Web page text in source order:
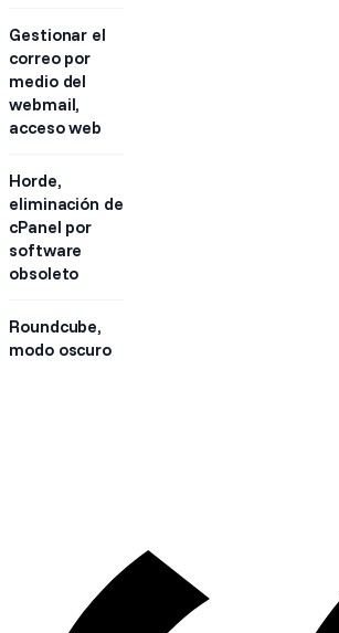
Gestionar el
correo por
medio del
webmail,
acceso web
Horde,
eliminación de
cPanel por
software
obsoleto
Roundcube,
modo oscuro